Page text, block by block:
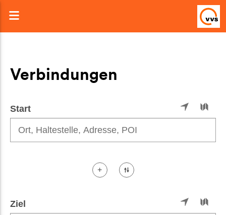
Toggle
navigation
Verbindungen
Start
+
Ziel